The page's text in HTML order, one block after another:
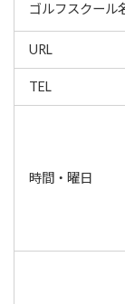
ゴルフスクール
URL
TEL
時間・曜日